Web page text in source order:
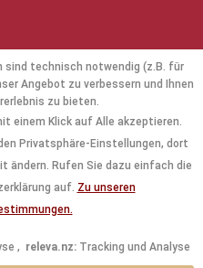
sind technisch notwendig (z.B. für
Angebot zu verbessern und Ihnen
zu bieten.
einem Klick auf Alle akzeptieren.
Privatsphäre-Einstellungen, dort
ändern. Rufen Sie dazu einfach die
auf. Zu unseren
, releva.nz: Tracking und Analyse